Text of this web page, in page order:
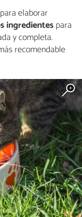
elaborar
ingredientes para
y completa.
recomendable